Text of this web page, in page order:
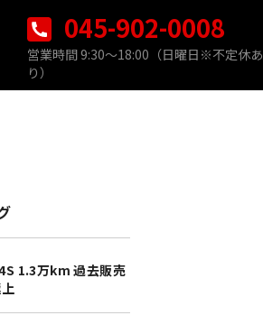
045-902-0008
営業時間 9:30〜18:00（日曜日※不定休あ
り）
1.3万km 過去販売